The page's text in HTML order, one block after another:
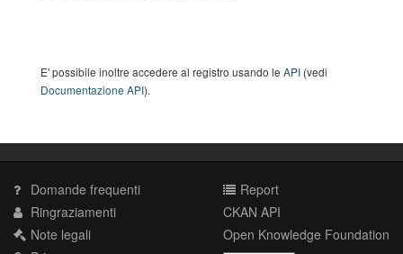
E' possibile inoltre accedere al registro usando le API (vedi
Documentazione API).
Domande frequenti
Ringraziamenti
Note legali
Report
CKAN API
Open Knowledge Foundation